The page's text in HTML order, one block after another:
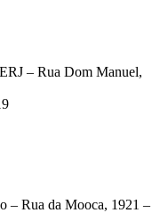
– Rua Dom Manuel,
– Rua da Mooca, 1921 –